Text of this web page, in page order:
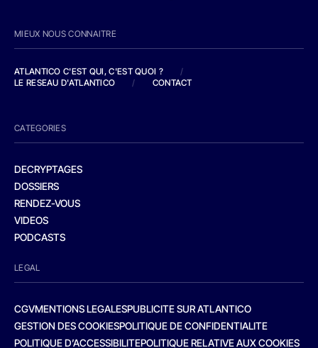
MIEUX NOUS CONNAITRE
ATLANTICO C'EST QUI, C'EST QUOI ?
/
LE RESEAU D'ATLANTICO
/ CONTACT
CATEGORIES
DECRYPTAGES
DOSSIERS
RENDEZ-VOUS
VIDEOS
PODCASTS
LEGAL
CGVMENTIONS LEGALESPUBLICITE SUR ATLANTICO
GESTION DES COOKIESPOLITIQUE DE CONFIDENTIALITE
POLITIQUE D’ACCESSIBILITEPOLITIQUE RELATIVE AUX COOKIES